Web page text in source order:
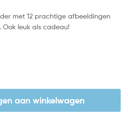
met 12 prachtige afbeeldingen
leuk als cadeau!
aan winkelwagen